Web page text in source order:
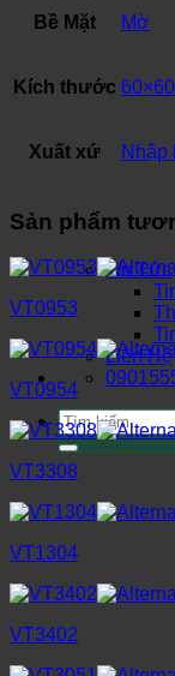
Tin Tức
Liên Hệ
Tìm
kiếm:
Bề Mặt Mờ
Kích thước
Xuất xứ Nhập
Sản phẩm
VT0953
VT0954
VT3308
VT1304
VT3402